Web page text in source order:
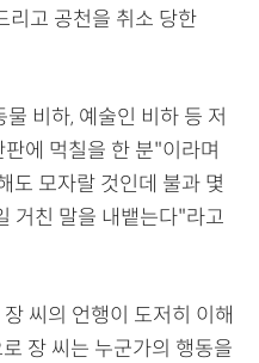
리고 공천을 취소 당한
비하, 예술인 비하 등 저
에 먹칠을 한 분"이라며
도 모자랄 것인데 불과 몇
거친 말을 내뱉는다"라고
씨의 언행이 도저히 이해
장 씨는 누군가의 행동을